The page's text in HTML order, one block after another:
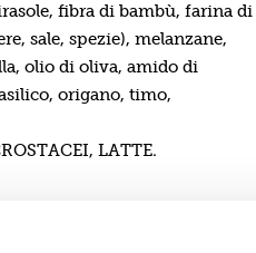
fibra di bambù, farina di
sale, spezie), melanzane,
olio di oliva, amido di
origano, timo,
LATTE.